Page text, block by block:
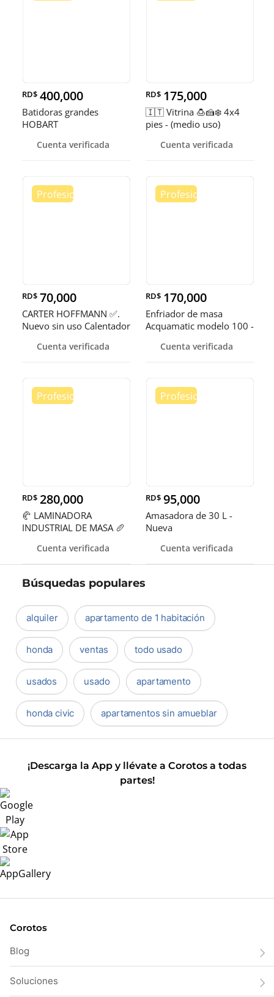
RD$ 400,000
Batidoras grandes
HOBART
Cuenta verificada
RD$ 175,000
🇮🇹 Vitrina 🍮🍰❄️ 4x4
pies - (medio uso)
Cuenta verificada
RD$ 70,000
CARTER HOFFMANN ✅.
Nuevo sin uso Calentador
Cuenta verificada
RD$ 170,000
Enfriador de masa
Acquamatic modelo 100 -
Cuenta verificada
RD$ 280,000
🥐 LAMINADORA
INDUSTRIAL DE MASA 🥖
Cuenta verificada
RD$ 95,000
Amasadora de 30 L -
Nueva
Cuenta verificada
Búsquedas populares
alquiler apartamento de 1 habitación
honda ventas todo usado
usados usado apartamento
honda civic apartamentos sin amueblar
¡Descarga la App y llévate a Corotos a todas
partes!
Corotos
Blog
Soluciones